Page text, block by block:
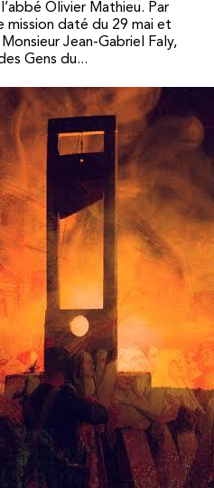
Olivier Mathieu. Par
daté du 29 mai et
Jean-Gabriel Faly,
Gens du...